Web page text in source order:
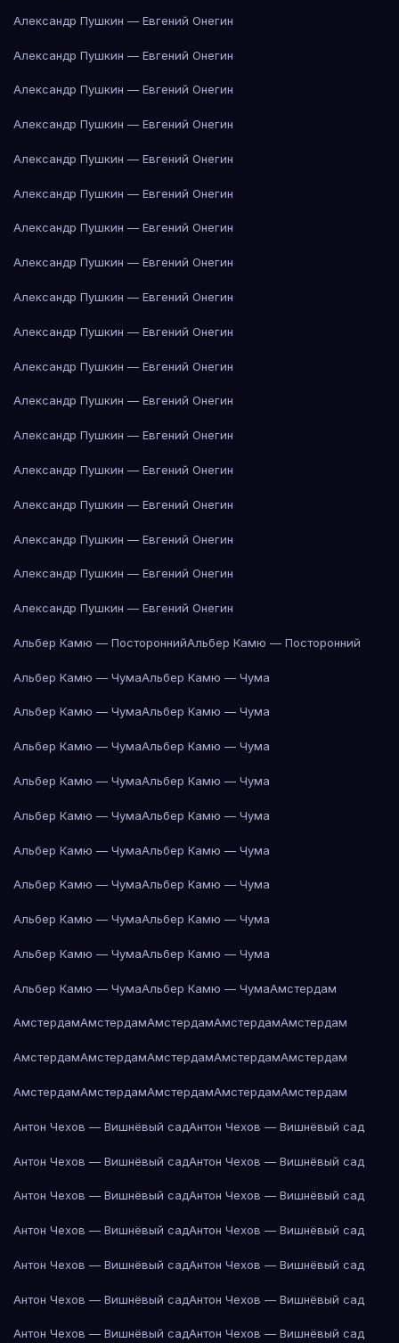
Александр Пушкин — Евгений Онегин
Александр Пушкин — Евгений Онегин
Александр Пушкин — Евгений Онегин
Александр Пушкин — Евгений Онегин
Александр Пушкин — Евгений Онегин
Александр Пушкин — Евгений Онегин
Александр Пушкин — Евгений Онегин
Александр Пушкин — Евгений Онегин
Александр Пушкин — Евгений Онегин
Александр Пушкин — Евгений Онегин
Александр Пушкин — Евгений Онегин
Александр Пушкин — Евгений Онегин
Александр Пушкин — Евгений Онегин
Александр Пушкин — Евгений Онегин
Александр Пушкин — Евгений Онегин
Александр Пушкин — Евгений Онегин
Александр Пушкин — Евгений Онегин
Александр Пушкин — Евгений Онегин
Альбер Камю — ПостороннийАльбер Камю — Посторонний
Альбер Камю — ЧумаАльбер Камю — Чума
Альбер Камю — ЧумаАльбер Камю — Чума
Альбер Камю — ЧумаАльбер Камю — Чума
Альбер Камю — ЧумаАльбер Камю — Чума
Альбер Камю — ЧумаАльбер Камю — Чума
Альбер Камю — ЧумаАльбер Камю — Чума
Альбер Камю — ЧумаАльбер Камю — Чума
Альбер Камю — ЧумаАльбер Камю — Чума
Альбер Камю — ЧумаАльбер Камю — Чума
Альбер Камю — ЧумаАльбер Камю — ЧумаАмстердам
АмстердамАмстердамАмстердамАмстердамАмстердам
АмстердамАмстердамАмстердамАмстердамАмстердам
АмстердамАмстердамАмстердамАмстердамАмстердам
Антон Чехов — Вишнёвый садАнтон Чехов — Вишнёвый сад
Антон Чехов — Вишнёвый садАнтон Чехов — Вишнёвый сад
Антон Чехов — Вишнёвый садАнтон Чехов — Вишнёвый сад
Антон Чехов — Вишнёвый садАнтон Чехов — Вишнёвый сад
Антон Чехов — Вишнёвый садАнтон Чехов — Вишнёвый сад
Антон Чехов — Вишнёвый садАнтон Чехов — Вишнёвый сад
Антон Чехов — Вишнёвый садАнтон Чехов — Вишнёвый сад